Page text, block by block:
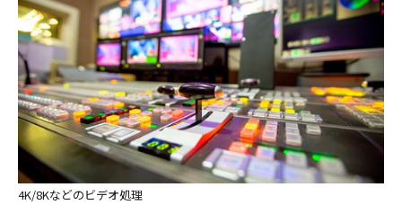
4K/8Kなどのビデオ処理